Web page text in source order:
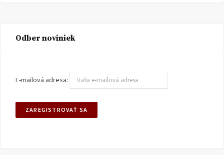
Odber noviniek
E-mailová adresa: